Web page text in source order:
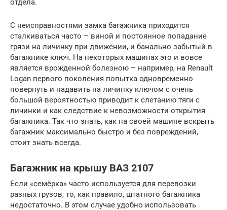
отдела.
С неисправностями замка багажника приходится
сталкиваться часто – виной и постоянное попадание
грязи на личинку при движении, и банально забытый в
багажнике ключ. На некоторых машинах это и вовсе
является врожденной болезною – например, на Renault
Logan первого поколения попытка одновременно
повернуть и надавить на личинку ключом с очень
большой вероятностью приводит к слетанию тяги с
личинки и как следствие к невозможности открытия
багажника. Так что знать, как на своей машине вскрыть
багажник максимально быстро и без повреждений,
стоит знать всегда.
Багажник на крышу ВАЗ 2107
Если «семёрка» часто используется для перевозки
разных грузов, то, как правило, штатного багажника
недостаточно. В этом случае удобно использовать